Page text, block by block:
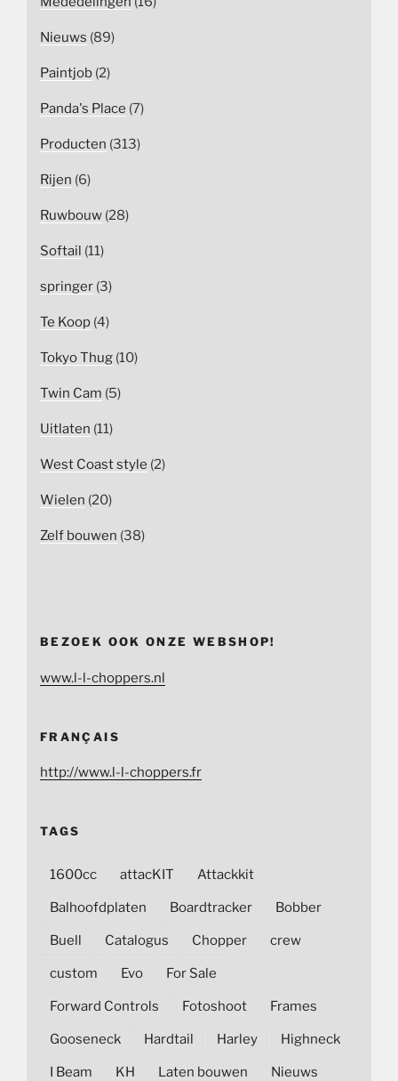
Nieuws (89)
Paintjob (2)
Panda's Place (7)
Producten (313)
Rijen (6)
Ruwbouw (28)
Softail (11)
springer (3)
Te Koop (4)
Tokyo Thug (10)
Twin Cam (5)
Uitlaten (11)
West Coast style (2)
Wielen (20)
Zelf bouwen (38)
BEZOEK OOK ONZE WEBSHOP!
www.l-l-choppers.nl
FRANÇAIS
http://www.l-l-choppers.fr
TAGS
1600cc attacKIT Attackkit
Balhoofdplaten Boardtracker Bobber
Buell Catalogus Chopper crew
custom Evo For Sale
Forward Controls Fotoshoot Frames
Gooseneck Hardtail Harley Highneck
I Beam KH Laten bouwen Nieuws